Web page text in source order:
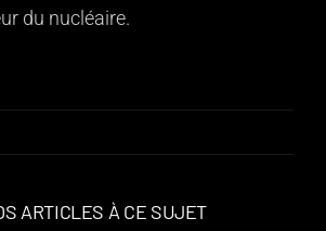
du nucléaire.
ARTICLES À CE SUJET